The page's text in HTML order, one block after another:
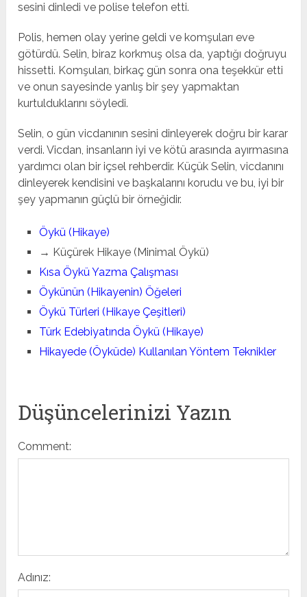
sesini dinledi ve polise telefon etti.
Polis, hemen olay yerine geldi ve komşuları eve
götürdü. Selin, biraz korkmuş olsa da, yaptığı doğruyu
hissetti. Komşuları, birkaç gün sonra ona teşekkür etti
ve onun sayesinde yanlış bir şey yapmaktan
kurtulduklarını söyledi.
Selin, o gün vicdanının sesini dinleyerek doğru bir karar
verdi. Vicdan, insanların iyi ve kötü arasında ayırmasına
yardımcı olan bir içsel rehberdir. Küçük Selin, vicdanını
dinleyerek kendisini ve başkalarını korudu ve bu, iyi bir
şey yapmanın güçlü bir örneğidir.
Öykü (Hikaye)
→ Küçürek Hikaye (Minimal Öykü)
Kısa Öykü Yazma Çalışması
Öykünün (Hikayenin) Öğeleri
Öykü Türleri (Hikaye Çeşitleri)
Türk Edebiyatında Öykü (Hikaye)
Hikayede (Öyküde) Kullanılan Yöntem Teknikler
Düşüncelerinizi Yazın
Comment:
Adınız: